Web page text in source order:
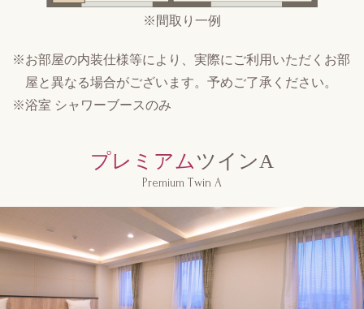
※間取り一例
※お部屋の内装仕様等により、実際にご利用いただくお部
屋と異なる場合がございます。予めご了承ください。
※浴室 シャワーブースのみ
プレミアムツインA
Premium Twin A